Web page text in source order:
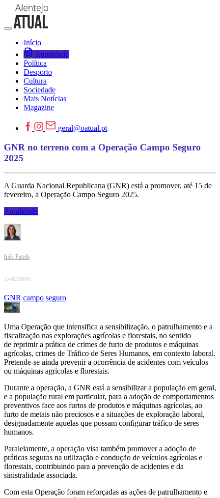
Início
Atualidade
Política
Desporto
Cultura
Sociedade
Mais Notícias
Magazine
geral@oatual.pt
GNR no terreno com a Operação Campo Seguro
2025
A Guarda Nacional Republicana (GNR) está a promover, até 15 de
fevereiro, a Operação Campo Seguro 2025.
Atualidade
Inês Patola
22/07/2025
GNR campo seguro
Uma Operação que intensifica a sensibilização, o patrulhamento e a
fiscalização nas explorações agrícolas e florestais, no sentido
de reprimir a prática de crimes de furto de produtos e máquinas
agrícolas, crimes de Tráfico de Seres Humanos, em contexto laboral.
Pretende-se ainda prevenir a ocorrência de acidentes com veículos
ou máquinas agrícolas e florestais.
Durante a operação, a GNR está a sensibilizar a população em geral,
e a população rural em particular, para a adoção de comportamentos
preventivos face aos furtos de produtos e máquinas agrícolas, ao
furto de metais não preciosos e a situações de exploração laboral,
designadamente aquelas que possam configurar tráfico de seres
humanos.
Paralelamente, a operação visa também promover a adoção de
práticas seguras na utilização e condução de veículos agrícolas e
florestais, contribuindo para a prevenção de acidentes e da
sinistralidade associada.
Com esta Operação foram reforçadas as ações de patrulhamento e